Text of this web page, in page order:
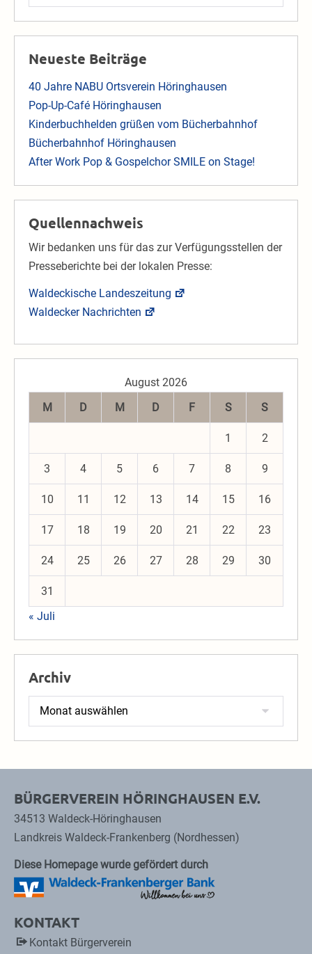
Neueste Beiträge
40 Jahre NABU Ortsverein Höringhausen
Pop-Up-Café Höringhausen
Kinderbuchhelden grüßen vom Bücherbahnhof
Bücherbahnhof Höringhausen
After Work Pop & Gospelchor SMILE on Stage!
Quellennachweis
Wir bedanken uns für das zur Verfügungsstellen der
Presseberichte bei der lokalen Presse:
Waldeckische Landeszeitung
Waldecker Nachrichten
August 2026
M
D M D F S S
1 2
3 4 5 6 7 8 9
10 11 12 13 14 15 16
17 18 19 20 21 22 23
24 25 26 27 28 29 30
31
« Juli
Archiv
Archiv
BÜRGERVEREIN HÖRINGHAUSEN E.V.
34513 Waldeck-Höringhausen
Landkreis Waldeck-Frankenberg (Nordhessen)
Diese Homepage wurde gefördert durch
KONTAKT
Kontakt Bürgerverein